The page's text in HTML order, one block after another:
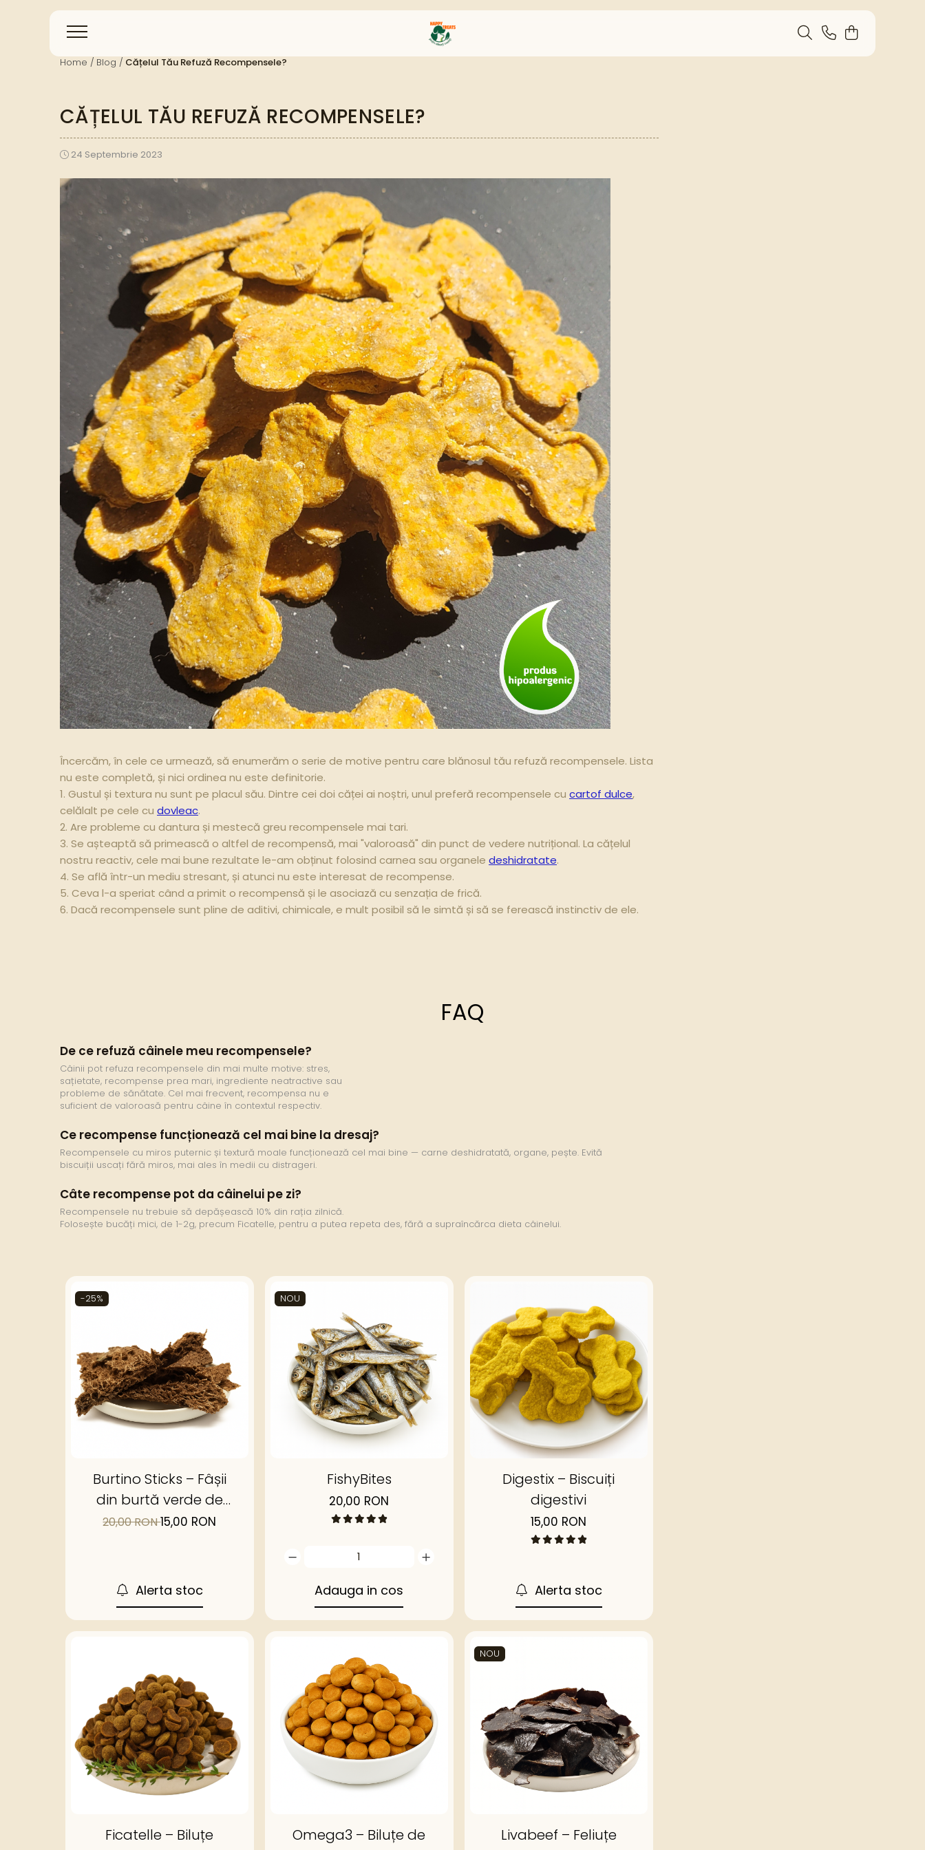
Home / Blog / Cățelul Tău Refuză Recompensele?
CĂȚELUL TĂU REFUZĂ RECOMPENSELE?
24 Septembrie 2023
Încercăm, în cele ce urmează, să enumerăm o serie de motive pentru care blănosul tău refuză recompensele. Lista
nu este completă, și nici ordinea nu este definitorie.
1. Gustul și textura nu sunt pe placul său. Dintre cei doi căței ai noștri, unul preferă recompensele cu cartof dulce,
celălalt pe cele cu dovleac.
2. Are probleme cu dantura și mestecă greu recompensele mai tari.
3. Se așteaptă să primească o altfel de recompensă, mai "valoroasă" din punct de vedere nutrițional. La cățelul
nostru reactiv, cele mai bune rezultate le-am obținut folosind carnea sau organele deshidratate.
4. Se află într-un mediu stresant, și atunci nu este interesat de recompense.
5. Ceva l-a speriat când a primit o recompensă și le asociază cu senzația de frică.
6. Dacă recompensele sunt pline de aditivi, chimicale, e mult posibil să le simtă și să se ferească instinctiv de ele.
FAQ
De ce refuză câinele meu recompensele?
Câinii pot refuza recompensele din mai multe motive: stres,
sațietate, recompense prea mari, ingrediente neatractive sau
probleme de sănătate. Cel mai frecvent, recompensa nu e
suficient de valoroasă pentru câine în contextul respectiv.
Ce recompense funcționează cel mai bine la dresaj?
Recompensele cu miros puternic și textură moale funcționează cel mai bine — carne deshidratată, organe, pește. Evită
biscuiții uscați fără miros, mai ales în medii cu distrageri.
Câte recompense pot da câinelui pe zi?
Recompensele nu trebuie să depășească 10% din rația zilnică.
Folosește bucăți mici, de 1-2g, precum Ficatelle, pentru a putea repeta des, fără a supraîncărca dieta câinelui.
-25%
Burtino Sticks – Fâșii
din burtă verde de
vită Angus
20,00 RON15,00 RON
Alerta stoc
NOU
FishyBites
20,00 RON
Adauga in cos
Digestix – Biscuiți
digestivi
15,00 RON
Alerta stoc
Ficatelle – Biluțe
Omega3 – Biluțe de
NOU
Livabeef – Feliuțe